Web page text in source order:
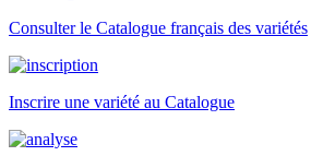
Consulter le Catalogue français des variétés
Inscrire une variété au Catalogue